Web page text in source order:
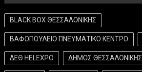
BLACK BOX ΘΕΣΣΑΛΟΝΙΚΗΣ
ΒΑΦΟΠΟΥΛΕΙΟ ΠΝΕΥΜΑΤΙΚΟ ΚΕΝΤΡΟ
ΔΕΘ HELEXPO ΔΗΜΟΣ ΘΕΣΣΑΛΟΝΙΚΗΣ